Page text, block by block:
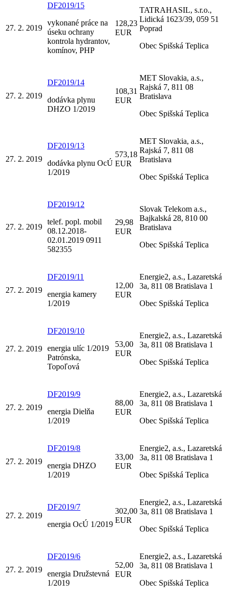
27. 2. 2019
DF2019/15
vykonané práce na
úseku ochrany
kontrola hydrantov,
komínov, PHP
128,23
EUR
TATRAHASIL, s.r.o.,
Lidická 1623/39, 059 51
Poprad
Obec Spišská Teplica
27. 2. 2019
DF2019/14
dodávka plynu
DHZO 1/2019
108,31
EUR
MET Slovakia, a.s.,
Rajská 7, 811 08
Bratislava
Obec Spišská Teplica
27. 2. 2019
DF2019/13
dodávka plynu OcÚ
1/2019
573,18
EUR
MET Slovakia, a.s.,
Rajská 7, 811 08
Bratislava
Obec Spišská Teplica
27. 2. 2019
DF2019/12
telef. popl. mobil
08.12.2018-
02.01.2019 0911
582355
29,98
EUR
Slovak Telekom a.s.,
Bajkalská 28, 810 00
Bratislava
Obec Spišská Teplica
27. 2. 2019
DF2019/11
energia kamery
1/2019
12,00
EUR
Energie2, a.s., Lazaretská
3a, 811 08 Bratislava 1
Obec Spišská Teplica
27. 2. 2019
DF2019/10
energia ulíc 1/2019
Patrónska,
Topoľová
53,00
EUR
Energie2, a.s., Lazaretská
3a, 811 08 Bratislava 1
Obec Spišská Teplica
27. 2. 2019
DF2019/9
energia Dielňa
1/2019
88,00
EUR
Energie2, a.s., Lazaretská
3a, 811 08 Bratislava 1
Obec Spišská Teplica
27. 2. 2019
DF2019/8
energia DHZO
1/2019
33,00
EUR
Energie2, a.s., Lazaretská
3a, 811 08 Bratislava 1
Obec Spišská Teplica
27. 2. 2019
DF2019/7
energia OcÚ 1/2019
302,00
EUR
Energie2, a.s., Lazaretská
3a, 811 08 Bratislava 1
Obec Spišská Teplica
27. 2. 2019
DF2019/6
energia Družstevná
1/2019
52,00
EUR
Energie2, a.s., Lazaretská
3a, 811 08 Bratislava 1
Obec Spišská Teplica